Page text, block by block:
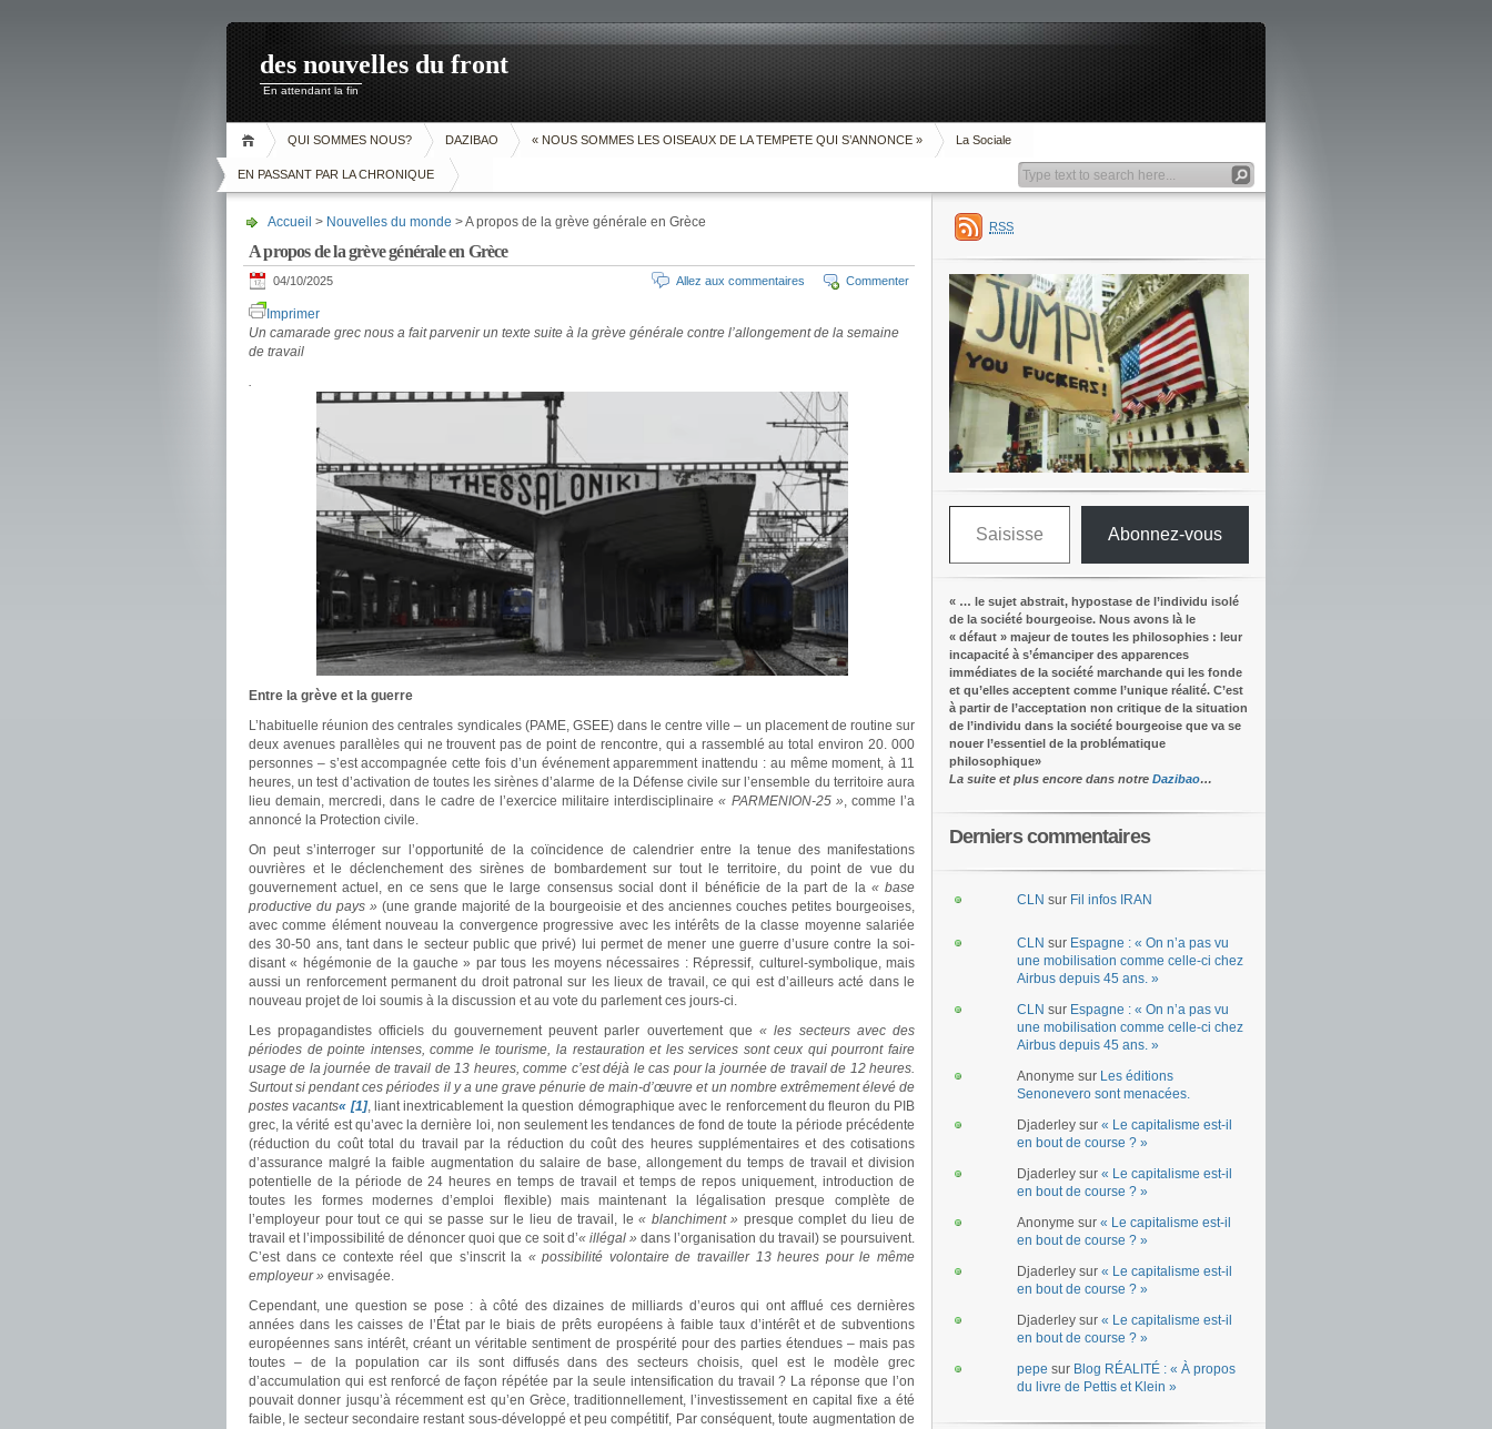
des nouvelles du front
En attendant la fin
QUI SOMMES NOUS? DAZIBAO « NOUS SOMMES LES OISEAUX DE LA TEMPETE QUI S’ANNONCE » La Sociale
EN PASSANT PAR LA CHRONIQUE
Accueil > Nouvelles du monde > A propos de la grève générale en Grèce
A propos de la grève générale en Grèce
04/10/2025 Commenter
Allez aux commentaires
Imprimer
Un camarade grec nous a fait parvenir un texte suite à la grève générale contre l’allongement de la semaine
de travail
.
Entre la grève et la guerre
L’habituelle réunion des centrales syndicales (PAME, GSEE) dans le centre ville – un placement de routine sur
deux avenues parallèles qui ne trouvent pas de point de rencontre, qui a rassemblé au total environ 20. 000
personnes – s’est accompagnée cette fois d’un événement apparemment inattendu : au même moment, à 11
heures, un test d’activation de toutes les sirènes d’alarme de la Défense civile sur l’ensemble du territoire aura
lieu demain, mercredi, dans le cadre de l’exercice militaire interdisciplinaire« PARMENION-25 », comme l’a
annoncé la Protection civile.
On peut s’interroger sur l’opportunité de la coïncidence de calendrier entre la tenue des manifestations
ouvrières et le déclenchement des sirènes de bombardement sur tout le territoire, du point de vue du
gouvernement actuel, en ce sens que le large consensus social dont il bénéficie de la part de la « base
productive du pays » (une grande majorité de la bourgeoisie et des anciennes couches petites bourgeoises,
avec comme élément nouveau la convergence progressive avec les intérêts de la classe moyenne salariée
des 30-50 ans, tant dans le secteur public que privé) lui permet de mener une guerre d’usure contre la soi-
disant « hégémonie de la gauche » par tous les moyens nécessaires : Répressif, culturel-symbolique, mais
aussi un renforcement permanent du droit patronal sur les lieux de travail, ce qui est d’ailleurs acté dans le
nouveau projet de loi soumis à la discussion et au vote du parlement ces jours-ci.
Les propagandistes officiels du gouvernement peuvent parler ouvertement que« les secteurs avec des
périodes de pointe intenses, comme le tourisme, la restauration et les services sont ceux qui pourront faire
usage de la journée de travail de 13 heures, comme c’est déjà le cas pour la journée de travail de 12 heures.
Surtout si pendant ces périodes il y a une grave pénurie de main-d’œuvre et un nombre extrêmement élevé de
postes vacants« [1], liant inextricablement la question démographique avec le renforcement du fleuron du PIB
grec, la vérité est qu’avec la dernière loi, non seulement les tendances de fond de toute la période précédente
(réduction du coût total du travail par la réduction du coût des heures supplémentaires et des cotisations
d’assurance malgré la faible augmentation du salaire de base, allongement du temps de travail et division
potentielle de la période de 24 heures en temps de travail et temps de repos uniquement, introduction de
toutes les formes modernes d’emploi flexible) mais maintenant la légalisation presque complète de
l’employeur pour tout ce qui se passe sur le lieu de travail, le« blanchiment » presque complet du lieu de
travail et l’impossibilité de dénoncer quoi que ce soit d’« illégal » dans l’organisation du travail) se poursuivent.
C’est dans ce contexte réel que s’inscrit la « possibilité volontaire de travailler 13 heures pour le même
employeur » envisagée.
Cependant, une question se pose : à côté des dizaines de milliards d’euros qui ont afflué ces dernières
années dans les caisses de l’État par le biais de prêts européens à faible taux d’intérêt et de subventions
européennes sans intérêt, créant un véritable sentiment de prospérité pour des parties étendues – mais pas
toutes – de la population car ils sont diffusés dans des secteurs choisis, quel est le modèle grec
d’accumulation qui est renforcé de façon répétée par la seule intensification du travail ? La réponse que l’on
pouvait donner jusqu’à récemment est qu’en Grèce, traditionnellement, l’investissement en capital fixe a été
faible, le secteur secondaire restant sous-développé et peu compétitif, Par conséquent, toute augmentation de
RSS
Saisissez votre adresse e-mail…
Abonnez-vous
« … le sujet abstrait, hypostase de l’individu isolé
de la société bourgeoise. Nous avons là le
« défaut » majeur de toutes les philosophies : leur
incapacité à s’émanciper des apparences
immédiates de la société marchande qui les fonde
et qu’elles acceptent comme l’unique réalité. C’est
à partir de l’acceptation non critique de la situation
de l’individu dans la société bourgeoise que va se
nouer l’essentiel de la problématique
philosophique»
La suite et plus encore dans notre Dazibao…
Derniers commentaires
CLN sur Fil infos IRAN
CLN sur Espagne : « On n’a pas vu
une mobilisation comme celle-ci chez
Airbus depuis 45 ans. »
CLN sur Espagne : « On n’a pas vu
une mobilisation comme celle-ci chez
Airbus depuis 45 ans. »
Anonyme sur Les éditions
Senonevero sont menacées.
Djaderley sur « Le capitalisme est-il
en bout de course ? »
Djaderley sur « Le capitalisme est-il
en bout de course ? »
Anonyme sur « Le capitalisme est-il
en bout de course ? »
Djaderley sur « Le capitalisme est-il
en bout de course ? »
Djaderley sur « Le capitalisme est-il
en bout de course ? »
pepe sur Blog RÉALITÉ : « À propos
du livre de Pettis et Klein »